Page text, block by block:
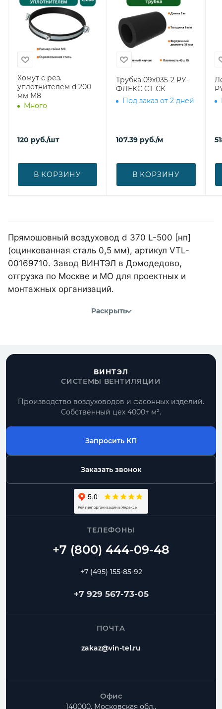
Хомут с рез.
уплотнителем d 200
мм М8
Много
120 руб./шт
В КОРЗИНУ
Трубка 09х035-2 РУ-
ФЛЕКС СТ-СК
Под заказ от 2 дней
107.39 руб./м
В КОРЗИНУ
Прямошовный воздуховод d 370 L-500 [нп]
(оцинкованная сталь 0,5 мм), артикул VTL-
00169710. Завод ВИНТЭЛ в Домодедово,
отгрузка по Москве и МО для проектных и
монтажных организаций.
Раскрыть
ВИНТЭЛ
СИСТЕМЫ ВЕНТИЛЯЦИИ
Производство воздуховодов и фасонных изделий.
Собственный цех 4000+ м².
Запросить КП
Заказать звонок
ТЕЛЕФОНЫ
+7 (495) 155-85-92
+7 929 567-73-05
ПОЧТА
zakaz@vin-tel.ru
Офис
140000, Московская обл.,